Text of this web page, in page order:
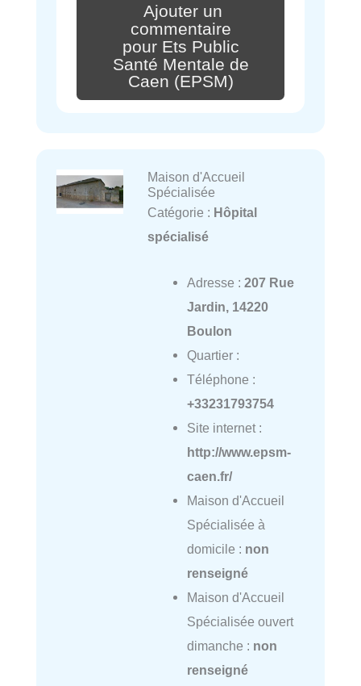
Ajouter un
commentaire
pour Ets Public
Santé Mentale de
Caen (EPSM)
Maison d'Accueil
Spécialisée
Catégorie : Hôpital
spécialisé
Adresse : 207 Rue
Jardin, 14220
Boulon
Quartier :
Téléphone :
+33231793754
Site internet :
http://www.epsm-
caen.fr/
Maison d'Accueil
Spécialisée à
domicile : non
renseigné
Maison d'Accueil
Spécialisée ouvert
dimanche : non
renseigné